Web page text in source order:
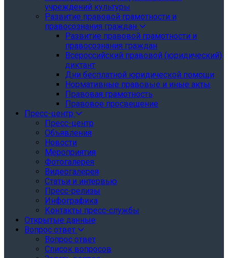
учреждений культуры
Развитие правовой грамотности и
правосознания граждан
Развитие правовой грамотности и
правосознания граждан
Всероссийский правовой (юридический)
диктант
Дни бесплатной юридической помощи
Нормативные правовые и иные акты
Правовая грамотность
Правовое просвещение
Пресс-центр
Пресс-центр
Объявления
Новости
Мероприятия
Фотогалерея
Видеогалерея
Статьи и интервью
Пресс-релизы
Инфографика
Контакты пресс-службы
Открытые данные
Вопрос ответ
Вопрос ответ
Список вопросов